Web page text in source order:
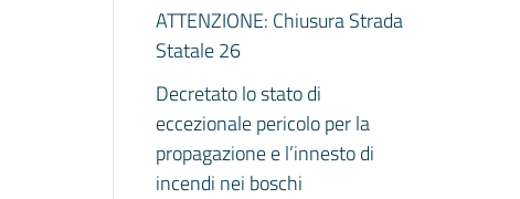
ATTENZIONE: Chiusura Strada
Statale 26
Decretato lo stato di
eccezionale pericolo per la
propagazione e l’innesto di
incendi nei boschi